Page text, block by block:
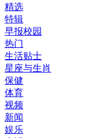
精选
特辑
早报校园
热门
生活贴士
星座与生肖
保健
体育
视频
新闻
娱乐